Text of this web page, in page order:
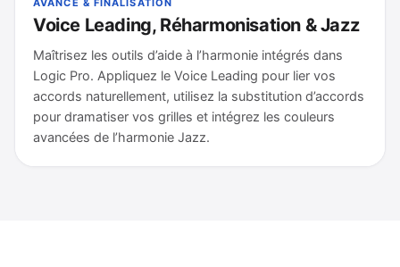
AVANCÉ & FINALISATION
Voice Leading, Réharmonisation & Jazz
Maîtrisez les outils d’aide à l’harmonie intégrés dans
Logic Pro. Appliquez le Voice Leading pour lier vos
accords naturellement, utilisez la substitution d’accords
pour dramatiser vos grilles et intégrez les couleurs
avancées de l’harmonie Jazz.